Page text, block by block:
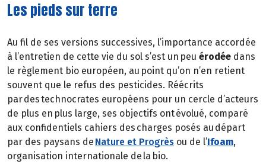
Les pieds sur terre
Au fil de ses versions successives, l’importance accordée
à l’entretien de cette vie du sol s’est un peu érodée dans
le règlement bio européen, au point qu’on n’en retient
souvent que le refus des pesticides. Réécrits
par des technocrates européens pour un cercle d’acteurs
de plus en plus large, ses objectifs ont évolué, comparé
aux confidentiels cahiers des charges posés au départ
par des paysans de Nature et Progrès ou de l’Ifoam,
organisation internationale de la bio.